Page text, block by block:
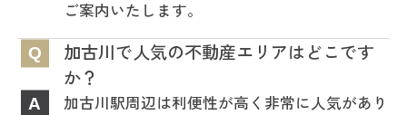
ご案内いたします。
Q
加古川で人気の不動産エリアはどこです
か？
A
加古川駅周辺は利便性が高く非常に人気があり